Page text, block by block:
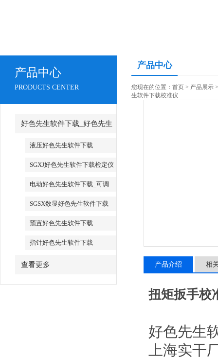
产品中心
PRODUCTS CENTER
好色先生软件下载_好色先生
软件下载厂家
液压好色先生软件下载
SGXJ好色先生软件下载检定仪
_SGXJ扭矩扳手检定仪
电动好色先生软件下载_可调
试电动好色先生软件下载
SGSX数显好色先生软件下载
_SGTS数显好色先生软件下载
预置好色先生软件下载
指针好色先生软件下载
查看更多
产品中心
您现在的位置： 首页 > 产品展示
生软件下载校准仪
产品介绍 相
扭矩扳手校
好色先生
上海实干